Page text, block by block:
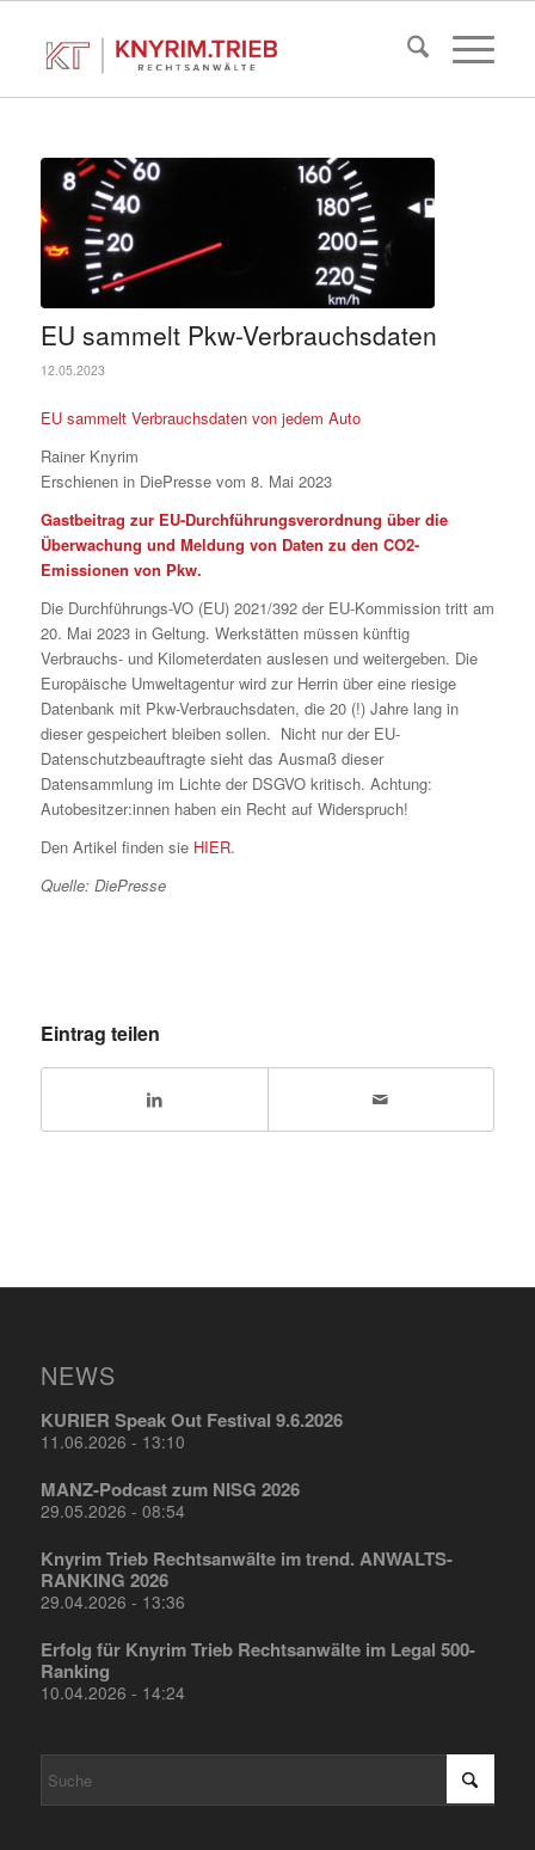
EU sammelt Pkw-Verbrauchsdaten
12.05.2023
EU sammelt Verbrauchsdaten von jedem Auto
Rainer Knyrim
Erschienen in DiePresse vom 8. Mai 2023
Gastbeitrag zur EU-Durchführungsverordnung über die
Überwachung und Meldung von Daten zu den CO2-
Emissionen von Pkw.
Die Durchführungs-VO (EU) 2021/392 der EU-Kommission tritt am
20. Mai 2023 in Geltung. Werkstätten müssen künftig
Verbrauchs- und Kilometerdaten auslesen und weitergeben. Die
Europäische Umweltagentur wird zur Herrin über eine riesige
Datenbank mit Pkw-Verbrauchsdaten, die 20 (!) Jahre lang in
dieser gespeichert bleiben sollen. Nicht nur der EU-
Datenschutzbeauftragte sieht das Ausmaß dieser
Datensammlung im Lichte der DSGVO kritisch. Achtung:
Autobesitzer:innen haben ein Recht auf Widerspruch!
Den Artikel finden sie HIER.
Quelle: DiePresse
Eintrag teilen
NEWS
KURIER Speak Out Festival 9.6.2026
11.06.2026 - 13:10
MANZ-Podcast zum NISG 2026
29.05.2026 - 08:54
Knyrim Trieb Rechtsanwälte im trend. ANWALTS-
RANKING 2026
29.04.2026 - 13:36
Erfolg für Knyrim Trieb Rechtsanwälte im Legal 500-
Ranking
10.04.2026 - 14:24